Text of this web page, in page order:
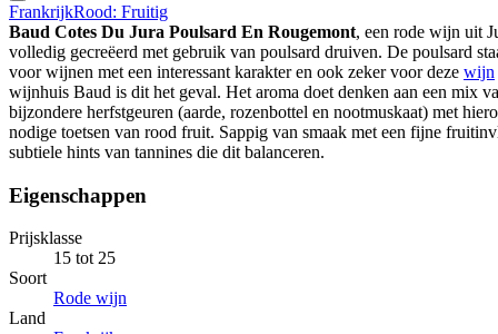
FrankrijkRood: Fruitig
Baud Cotes Du Jura Poulsard En Rougemont, een rode wijn uit
volledig gecreëerd met gebruik van poulsard druiven. De poulsard
voor wijnen met een interessant karakter en ook zeker voor deze wijn
wijnhuis Baud is dit het geval. Het aroma doet denken aan een mix
bijzondere herfstgeuren (aarde, rozenbottel en nootmuskaat) met
nodige toetsen van rood fruit. Sappig van smaak met een fijne
subtiele hints van tannines die dit balanceren.
Eigenschappen
Prijsklasse
15 tot 25
Soort
Rode wijn
Land